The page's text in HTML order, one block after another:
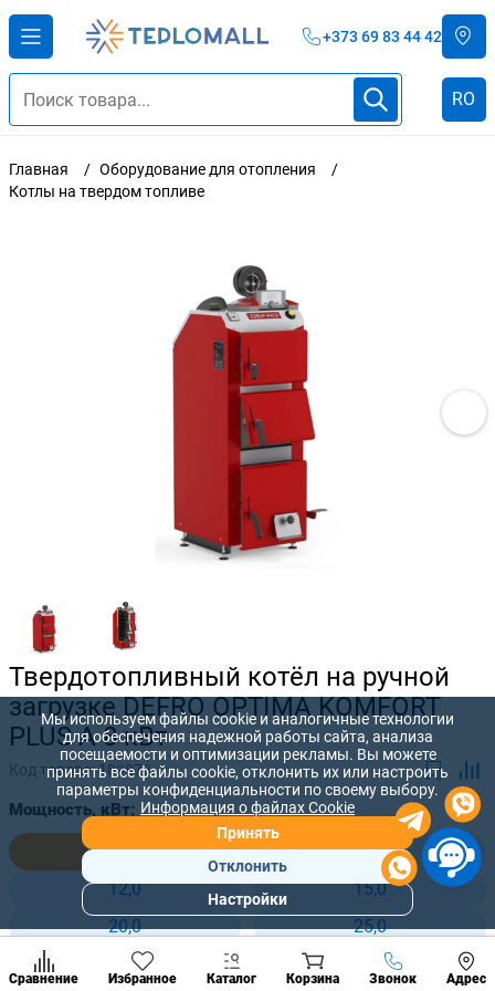
+373 69 83 44 42
RO
Главная
Оборудование для отопления
Котлы на твердом топливе
Твердотопливный котёл на ручной
загрузке DEFRO OPTIMA KOMFORT
PLUS A 8 кВт
Код товара:189878
Мощность, кВт:
8,0
10,0
12,0
15,0
20,0
25,0
30,0
35,0
Сравнение Избранное Каталог Корзина Звонок Адрес
Позвонить
разделы
Мы используем файлы cookie и аналогичные технологии
для обеспечения надежной работы сайта, анализа
посещаемости и оптимизации рекламы. Вы можете
принять все файлы cookie, отклонить их или настроить
параметры конфиденциальности по своему выбору.
Информация о файлах Cookie
Принять
Отклонить
Настройки